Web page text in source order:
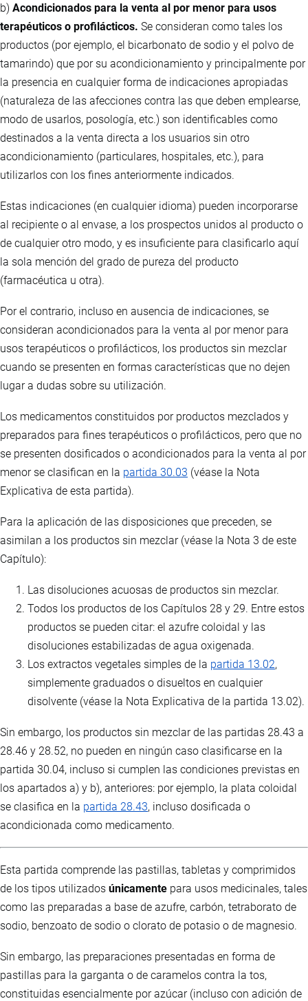
b) Acondicionados para la venta al por menor para usos
terapéuticos o profilácticos. Se consideran como tales los
productos (por ejemplo, el bicarbonato de sodio y el polvo de
tamarindo) que por su acondicionamiento y principalmente por
la presencia en cualquier forma de indicaciones apropiadas
(naturaleza de las afecciones contra las que deben emplearse,
modo de usarlos, posología, etc.) son identificables como
destinados a la venta directa a los usuarios sin otro
acondicionamiento (particulares, hospitales, etc.), para
utilizarlos con los fines anteriormente indicados.
Estas indicaciones (en cualquier idioma) pueden incorporarse
al recipiente o al envase, a los prospectos unidos al producto o
de cualquier otro modo, y es insuficiente para clasificarlo aquí
la sola mención del grado de pureza del producto
(farmacéutica u otra).
Por el contrario, incluso en ausencia de indicaciones, se
consideran acondicionados para la venta al por menor para
usos terapéuticos o profilácticos, los productos sin mezclar
cuando se presenten en formas características que no dejen
lugar a dudas sobre su utilización.
Los medicamentos constituidos por productos mezclados y
preparados para fines terapéuticos o profilácticos, pero que no
se presenten dosificados o acondicionados para la venta al por
menor se clasifican en la partida 30.03 (véase la Nota
Explicativa de esta partida).
Para la aplicación de las disposiciones que preceden, se
asimilan a los productos sin mezclar (véase la Nota 3 de este
Capítulo):
Las disoluciones acuosas de productos sin mezclar.
Todos los productos de los Capítulos 28 y 29. Entre estos
productos se pueden citar: el azufre coloidal y las
disoluciones estabilizadas de agua oxigenada.
Los extractos vegetales simples de la partida 13.02,
simplemente graduados o disueltos en cualquier
disolvente (véase la Nota Explicativa de la partida 13.02).
Sin embargo, los productos sin mezclar de las partidas 28.43 a
28.46 y 28.52, no pueden en ningún caso clasificarse en la
partida 30.04, incluso si cumplen las condiciones previstas en
los apartados a) y b), anteriores: por ejemplo, la plata coloidal
se clasifica en la partida 28.43, incluso dosificada o
acondicionada como medicamento.
Esta partida comprende las pastillas, tabletas y comprimidos
de los tipos utilizados únicamente para usos medicinales, tales
como las preparadas a base de azufre, carbón, tetraborato de
sodio, benzoato de sodio o clorato de potasio o de magnesio.
Sin embargo, las preparaciones presentadas en forma de
pastillas para la garganta o de caramelos contra la tos,
constituidas esencialmente por azúcar (incluso con adición de